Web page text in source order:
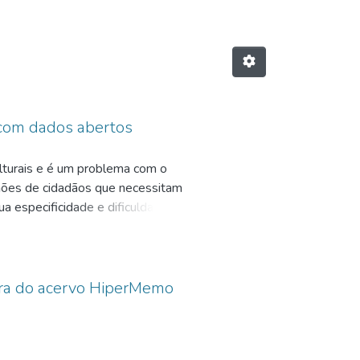
dados abertos
e é um problema com o
de cidadãos que necessitam
especificidade e dificuldades?
que vão desde tapar buracos
conectar a comunidade às
eficiente. Esse estudo teve
o aplicativo
outro problema a ser
somam uma fatia considerável
do acervo HiperMemo